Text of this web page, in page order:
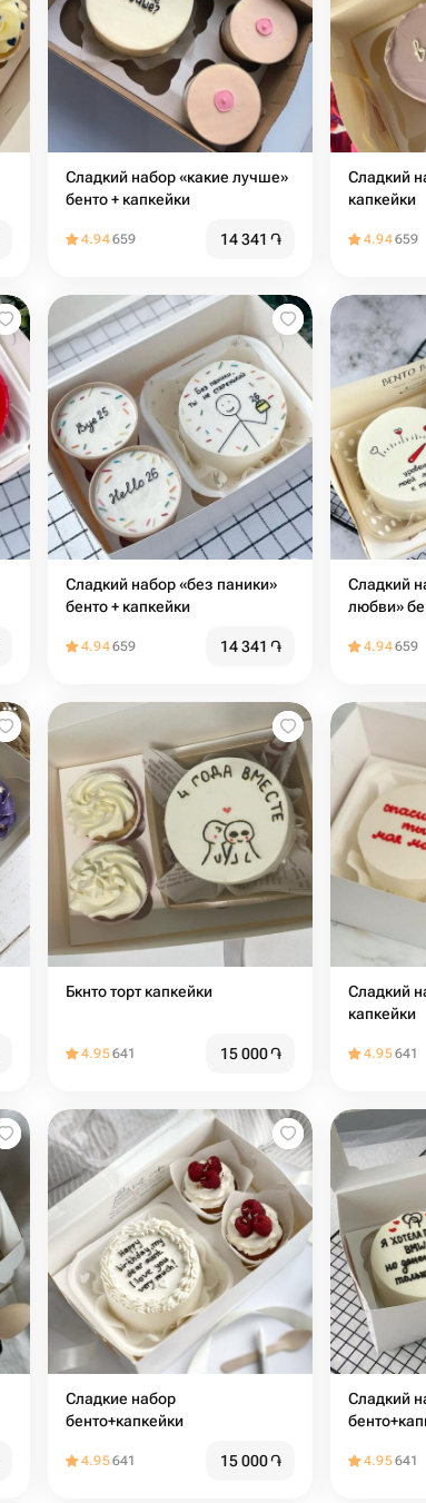
Сладкий набор «какие лучше»
бенто + капкейки
4.94659 14 341 ֏
Сладкий
капкейки
4.94659
Сладкий набор «без паники»
бенто + капкейки
4.94659 14 341 ֏
Сладкий
любви»
4.94659
Бкнто торт капкейки
4.95641 15 000֏
Сладкий набор бенто +
капкейки
4.95641
Сладкие набор
бенто+капкейки
4.95641 15 000֏
Сладкий набор
4.95641